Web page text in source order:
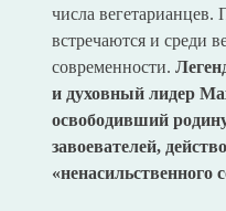
числа вегетарианцев.
встречаются и среди
современности.
и духовный лидер
освободивший
завоевателей,
«ненасильственного